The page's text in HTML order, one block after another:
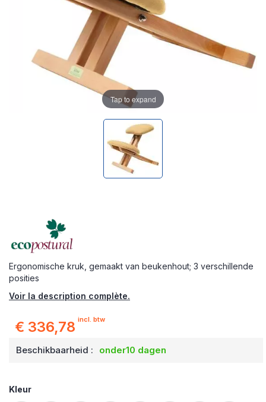
Ergonomische kruk, gemaakt van beukenhout; 3 verschillende
posities
Voir la description complète.
€ 336,78 incl. btw
Beschikbaarheid : onder10 dagen
Kleur
Tap to expand